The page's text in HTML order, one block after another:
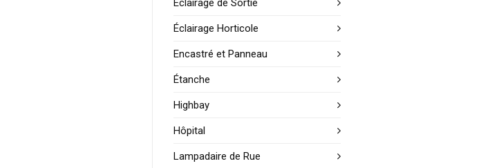
Éclairage de Sortie
Éclairage Horticole
Encastré et Panneau
Étanche
Highbay
Hôpital
Lampadaire de Rue